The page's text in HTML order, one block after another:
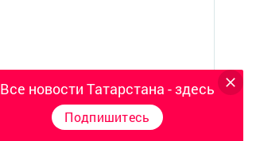
Все новости Татарстана - здесь
Подпишитесь
16+